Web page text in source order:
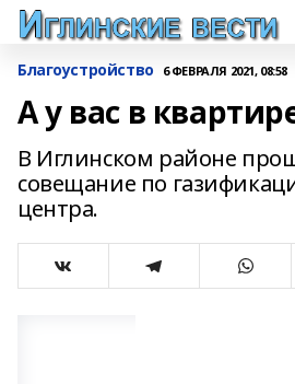
Благоустройство 6 ФЕВРАЛЯ 2021, 08:58
А у вас в
В Иглинском районе
совещание по
центра.